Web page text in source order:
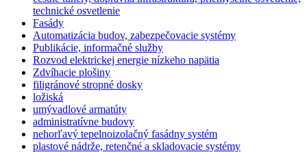
technické osvetlenie
Fasády
Automatizácia budov, zabezpečovacie systémy
Publikácie, informačné služby
Rozvod elektrickej energie nízkeho napätia
Zdvíhacie plošiny
filigránové stropné dosky
ložiská
umývadlové armatúty
administratívne budovy
nehorľavý tepelnoizolačný fasádny systém
plastové nádrže, retenčné a skladovacie systémy